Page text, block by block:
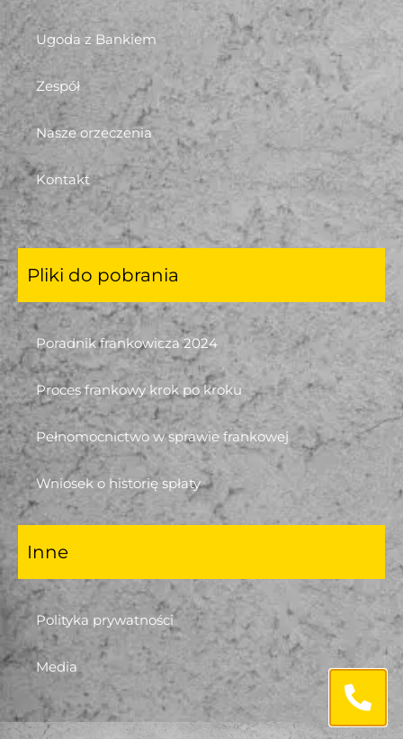
Ugoda z Bankiem
Zespół
Nasze orzeczenia
Kontakt
Pliki do pobrania
Poradnik frankowicza 2024
Proces frankowy krok po kroku
Pełnomocnictwo w sprawie frankowej
Wniosek o historię spłaty
Inne
Polityka prywatności
Media